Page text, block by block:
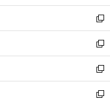
ウ
で
開
く
ン
ド
ウ
で
開
く
ウ
ィ
ン
ド
ウ
で
開
く
し
い
ウ
ィ
ン
ド
ウ
で
新
し
い
ウ
ィ
ン
ド
新
し
い
ウ
ィ
新
し
い
新